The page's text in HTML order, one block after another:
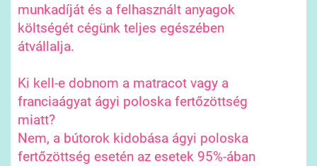
munkadíját és a felhasznált anyagok
költségét cégünk teljes egészében
átvállalja.
Ki kell-e dobnom a matracot vagy a
franciaágyat ágyi poloska fertőzöttség
miatt?
Nem, a bútorok kidobása ágyi poloska
fertőzöttség esetén az esetek 95%-ában